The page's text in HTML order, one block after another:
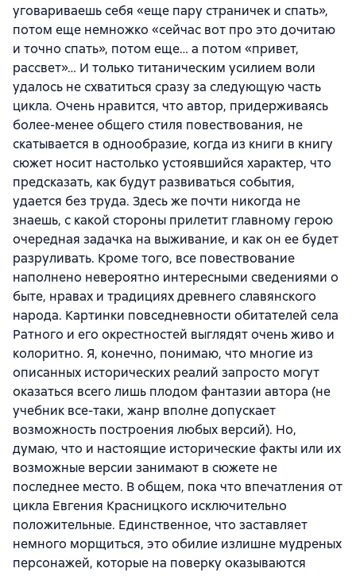
уговариваешь себя «еще пару страничек и спать»,
потом еще немножко «сейчас вот про это дочитаю
и точно спать», потом еще… а потом «привет,
рассвет»… И только титаническим усилием воли
удалось не схватиться сразу за следующую часть
цикла. Очень нравится, что автор, придерживаясь
более-менее общего стиля повествования, не
скатывается в однообразие, когда из книги в книгу
сюжет носит настолько устоявшийся характер, что
предсказать, как будут развиваться события,
удается без труда. Здесь же почти никогда не
знаешь, с какой стороны прилетит главному герою
очередная задачка на выживание, и как он ее будет
разруливать. Кроме того, все повествование
наполнено невероятно интересными сведениями о
быте, нравах и традициях древнего славянского
народа. Картинки повседневности обитателей села
Ратного и его окрестностей выглядят очень живо и
колоритно. Я, конечно, понимаю, что многие из
описанных исторических реалий запросто могут
оказаться всего лишь плодом фантазии автора (не
учебник все-таки, жанр вполне допускает
возможность построения любых версий). Но,
думаю, что и настоящие исторические факты или их
возможные версии занимают в сюжете не
последнее место. В общем, пока что впечатления от
цикла Евгения Красницкого исключительно
положительные. Единственное, что заставляет
немного морщиться, это обилие излишне мудреных
персонажей, которые на поверку оказываются